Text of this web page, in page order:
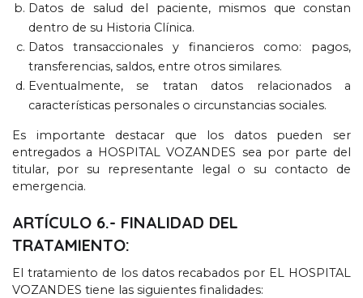
Datos de salud del paciente, mismos que constan
dentro de su Historia Clínica.
Datos transaccionales y financieros como: pagos,
transferencias, saldos, entre otros similares.
Eventualmente,se tratan datos relacionados a
características personales o circunstancias sociales.
Es importante destacar que los datos pueden ser
entregados a HOSPITAL VOZANDES sea por parte del
titular, por su representante legal o su contacto de
emergencia.
ARTÍCULO 6.- FINALIDAD DEL
TRATAMIENTO:
El tratamiento de los datos recabados por EL HOSPITAL
VOZANDES tiene las siguientes finalidades: